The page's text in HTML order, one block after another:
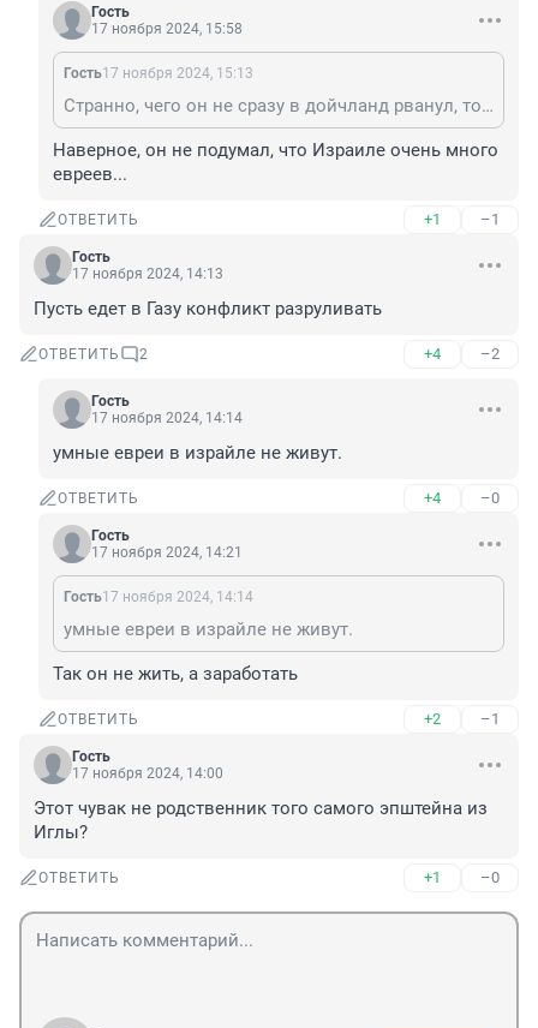
Гость
17 ноября 2024, 15:58
Гость17 ноября 2024, 15:13
Странно, чего он не сразу в дойчланд рванул, тогда дорога туда лежала либо через Вену (что в принципе одно и тоже) либо через Мюнхен.
Наверное, он не подумал, что Израиле очень много
евреев...
ОТВЕТИТЬ +1 –1
Гость
17 ноября 2024, 14:13
Пусть едет в Газу конфликт разруливать
ОТВЕТИТЬ 2 +4 –2
Гость
17 ноября 2024, 14:14
умные евреи в израйле не живут.
ОТВЕТИТЬ +4 –0
Гость
17 ноября 2024, 14:21
Гость17 ноября 2024, 14:14
умные евреи в израйле не живут.
Так он не жить, а заработать
ОТВЕТИТЬ +2 –1
Гость
17 ноября 2024, 14:00
Этот чувак не родственник того самого эпштейна из
Иглы?
ОТВЕТИТЬ +1 –0